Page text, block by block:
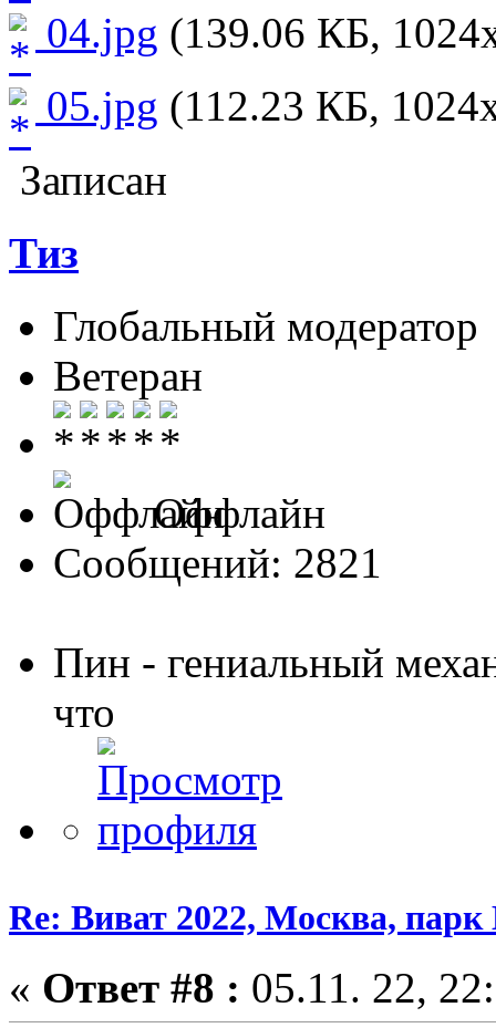
04.jpg (139.06 КБ,
05.jpg (112.23 КБ,
Записан
Тиз
Глобальный модератор
Ветеран
Оффлайн
Сообщений: 2821
Пин - гениальный
что
Re: Виват 2022, Москва, парк
« Ответ #8 : 05.11. 22,